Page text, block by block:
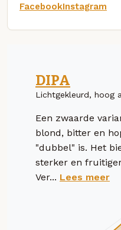
FacebookInstagram
DIPA
Lichtgekleurd, hoog
Een zwaarde
blond, bitter en
"dubbel" is. Het
sterker en
Ver... Lees meer